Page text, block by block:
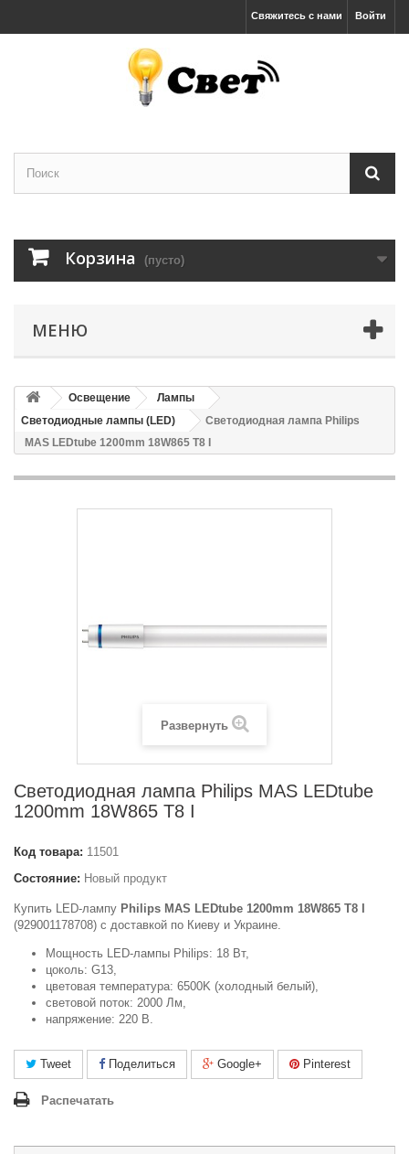
Войти
Свяжитесь с нами
Корзина (пусто)
МЕНЮ
Освещение
Лампы
Светодиодные лампы (LED)
Светодиодная лампа Philips
MAS LEDtube 1200mm 18W865 T8 I
Развернуть
Светодиодная лампа Philips MAS LEDtube
1200mm 18W865 T8 I
Код товара: 11501
Состояние: Новый продукт
Купить LED-лампу Philips MAS LEDtube 1200mm 18W865 T8 I
(929001178708) c доставкой по Киеву и Украине.
Мощность LED-лампы Philips: 18 Вт,
цоколь: G13,
цветовая температура: 6500K (холодный белый),
световой поток: 2000 Лм,
напряжение: 220 В.
Tweet Поделиться Google+ Pinterest
Распечатать